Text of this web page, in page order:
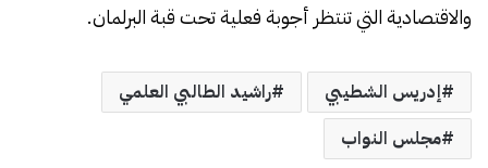
والاقتصادية التي تنتظر أجوبة فعلية تحت قبة البرلمان.
إدريس الشطيبي
راشيد الطالبي العلمي
مجلس النواب